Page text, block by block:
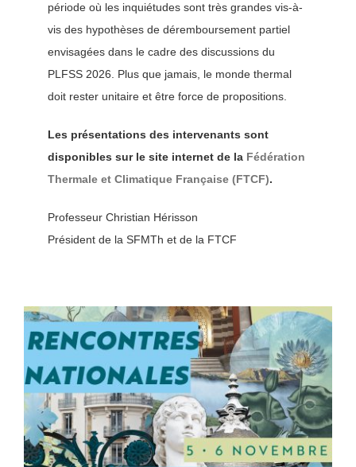
période où les inquiétudes sont très grandes vis-à-
vis des hypothèses de déremboursement partiel
envisagées dans le cadre des discussions du
PLFSS 2026. Plus que jamais, le monde thermal
doit rester unitaire et être force de propositions.
Les présentations des intervenants sont
disponibles sur le site internet de la Fédération
Thermale et Climatique Française (FTCF).
Professeur Christian Hérisson
Président de la SFMTh et de la FTCF